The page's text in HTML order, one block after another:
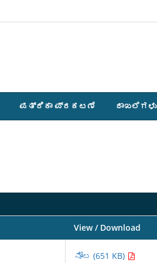
ಪತ್ರಿಕಾ ಪ್ರಕಟಣೆ ದಾಖಲೆಗಳು
View / Download
ನೋಟ (651 KB)